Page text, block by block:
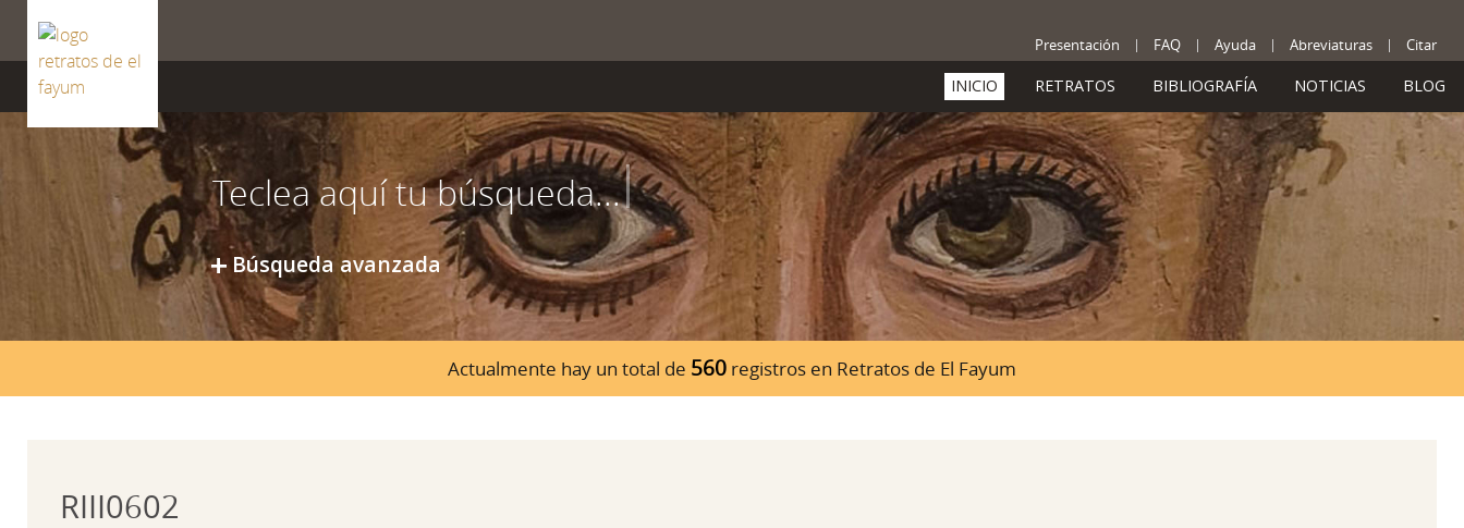
Presentación FAQ Ayuda Abreviaturas Citar
INICIO RETRATOS BIBLIOGRAFÍA NOTICIAS BLOG
Búsqueda avanzada
Actualmente hay un total de 560 registros en Retratos de El Fayum
RIII0602